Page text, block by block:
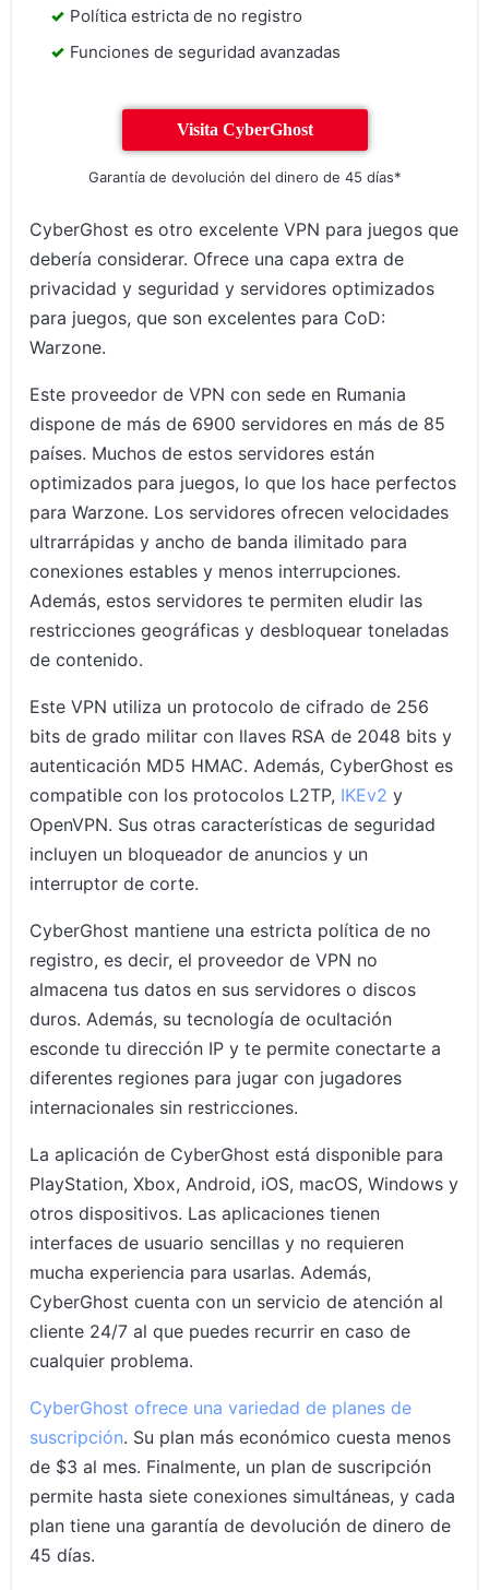
Política estricta de no registro
Funciones de seguridad avanzadas
Visita CyberGhost
Garantía de devolución del dinero de 45 días*
CyberGhost es otro excelente VPN para juegos que
debería considerar. Ofrece una capa extra de
privacidad y seguridad y servidores optimizados
para juegos, que son excelentes para CoD:
Warzone.
Este proveedor de VPN con sede en Rumania
dispone de más de 6900 servidores en más de 85
países. Muchos de estos servidores están
optimizados para juegos, lo que los hace perfectos
para Warzone. Los servidores ofrecen velocidades
ultrarrápidas y ancho de banda ilimitado para
conexiones estables y menos interrupciones.
Además, estos servidores te permiten eludir las
restricciones geográficas y desbloquear toneladas
de contenido.
Este VPN utiliza un protocolo de cifrado de 256
bits de grado militar con llaves RSA de 2048 bits y
autenticación MD5 HMAC. Además, CyberGhost es
compatible con los protocolos L2TP, IKEv2 y
OpenVPN. Sus otras características de seguridad
incluyen un bloqueador de anuncios y un
interruptor de corte.
CyberGhost mantiene una estricta política de no
registro, es decir, el proveedor de VPN no
almacena tus datos en sus servidores o discos
duros. Además, su tecnología de ocultación
esconde tu dirección IP y te permite conectarte a
diferentes regiones para jugar con jugadores
internacionales sin restricciones.
La aplicación de CyberGhost está disponible para
PlayStation, Xbox, Android, iOS, macOS, Windows y
otros dispositivos. Las aplicaciones tienen
interfaces de usuario sencillas y no requieren
mucha experiencia para usarlas. Además,
CyberGhost cuenta con un servicio de atención al
cliente 24/7 al que puedes recurrir en caso de
cualquier problema.
CyberGhost ofrece una variedad de planes de
suscripción. Su plan más económico cuesta menos
de $3 al mes. Finalmente, un plan de suscripción
permite hasta siete conexiones simultáneas, y cada
plan tiene una garantía de devolución de dinero de
45 días.